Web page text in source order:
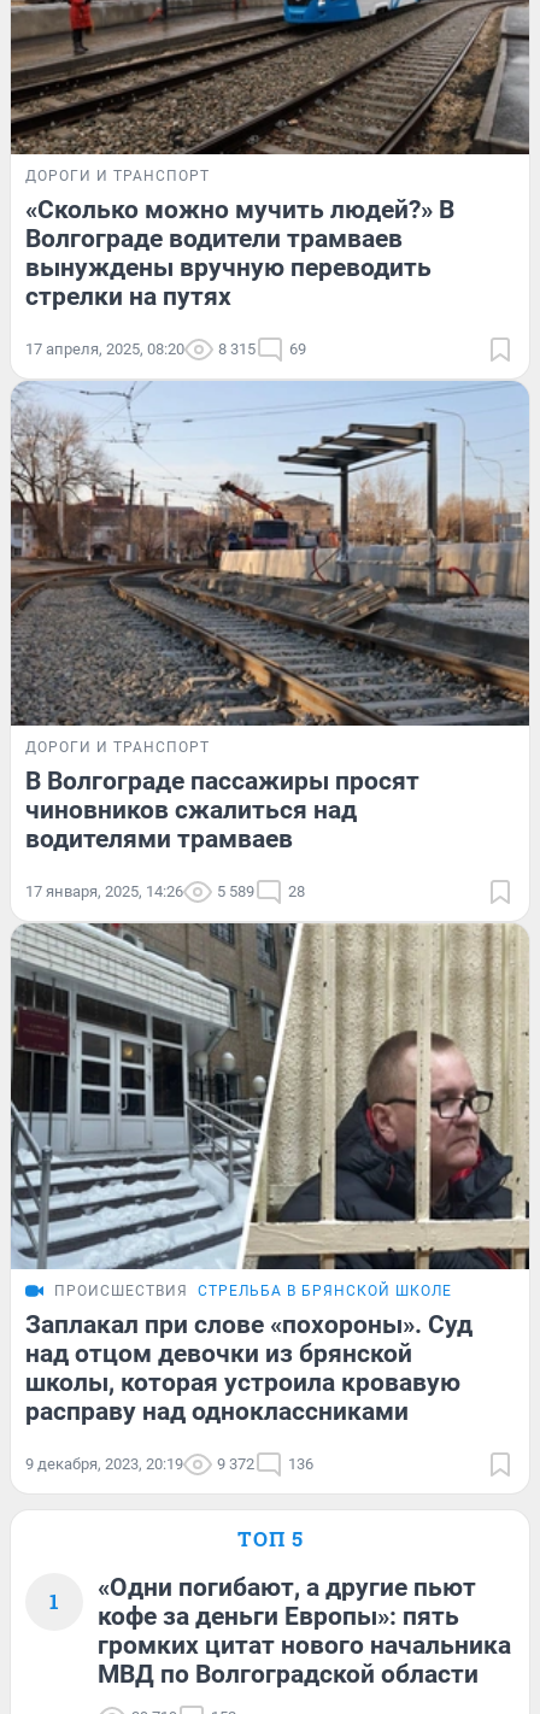
ДОРОГИ И ТРАНСПОРТ
«Сколько можно мучить людей?» В
Волгограде водители трамваев
вынуждены вручную переводить
стрелки на путях
17 апреля, 2025, 08:20 8 315 69
ДОРОГИ И ТРАНСПОРТ
В Волгограде пассажиры просят
чиновников сжалиться над
водителями трамваев
17 января, 2025, 14:26 5 589 28
ПРОИСШЕСТВИЯ СТРЕЛЬБА В БРЯНСКОЙ ШКОЛЕ
Заплакал при слове «похороны». Суд
над отцом девочки из брянской
школы, которая устроила кровавую
расправу над одноклассниками
9 декабря, 2023, 20:19 9 372 136
ТОП 5
1
«Одни погибают, а другие пьют
кофе за деньги Европы»: пять
громких цитат нового начальника
МВД по Волгоградской области